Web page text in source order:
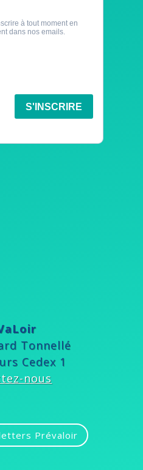
Tonnellé
Cedex 1
nous
Prévaloir